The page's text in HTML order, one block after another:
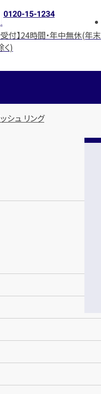
0120-15-1234
受付】24時間・年中無休(年末
く)
シュ リング